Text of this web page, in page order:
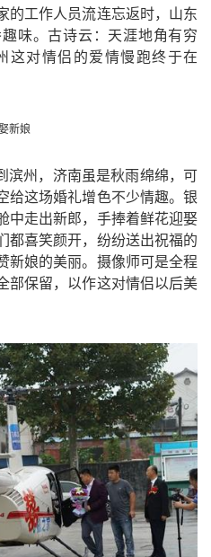
的工作人员流连忘返时，山东
味。古诗云：天涯地角有穷
这对情侣的爱情慢跑终于在
滨州，济南虽是秋雨绵绵，可
给这场婚礼增色不少情趣。银
中走出新郎，手捧着鲜花迎娶
都喜笑颜开，纷纷送出祝福的
新娘的美丽。摄像师可是全程
部保留，以作这对情侣以后美